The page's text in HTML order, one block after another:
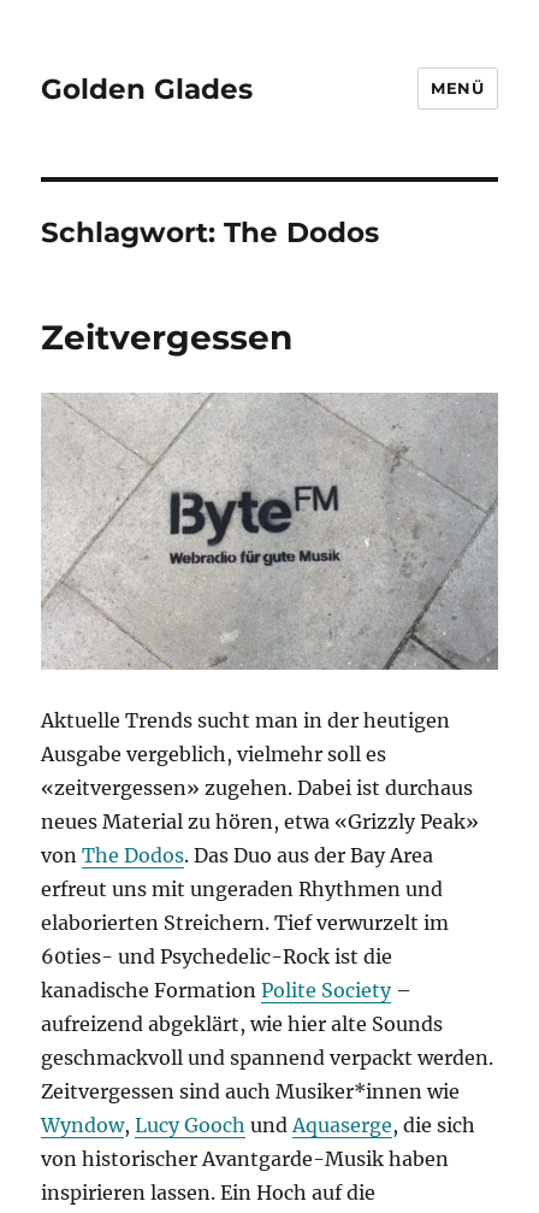
Golden Glades MENÜ
Schlagwort:The Dodos
Zeitvergessen
Aktuelle Trends sucht man in der heutigen
Ausgabe vergeblich, vielmehr soll es
«zeitvergessen» zugehen. Dabei ist durchaus
neues Material zu hören, etwa «Grizzly Peak»
vonThe Dodos. Das Duo aus der Bay Area
erfreut uns mit ungeraden Rhythmen und
elaborierten Streichern. Tief verwurzelt im
60ties- und Psychedelic-Rock ist die
kanadische FormationPolite Society–
aufreizend abgeklärt, wie hier alte Sounds
geschmackvoll und spannend verpackt werden.
Zeitvergessen sind auch Musiker*innen wie
Wyndow,Lucy Gooch undAquaserge, die sich
von historischer Avantgarde-Musik haben
inspirieren lassen. Ein Hoch auf die